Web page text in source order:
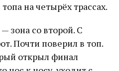
на четырёх трассах.
— зона со второй. С
Почти поверил в топ.
открыл финал